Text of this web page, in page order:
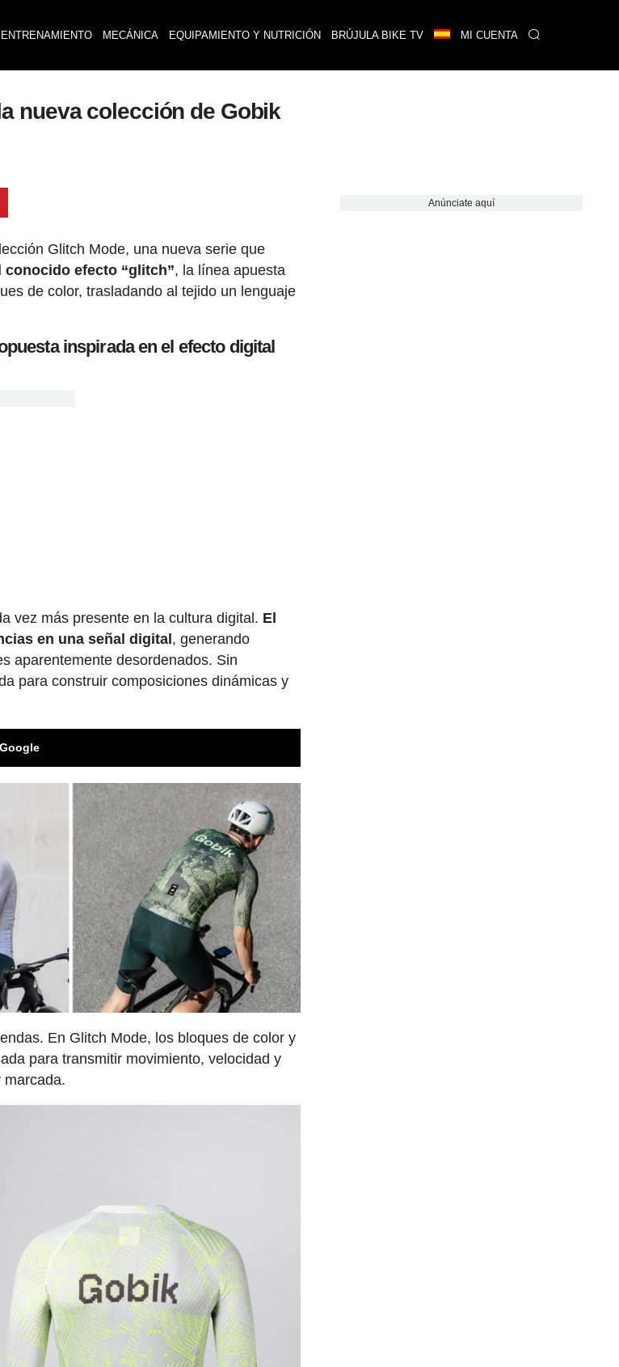
ENTRENAMIENTO MECÁNICA EQUIPAMIENTO Y NUTRICIÓN BRÚJULA BIKE TV MI CUENTA
nueva colección de Gobik
Glitch Mode, una nueva serie que
conocido efecto “glitch”, la línea apuesta
de color, trasladando al tejido un lenguaje
inspirada en el efecto digital
vez más presente en la cultura digital. El
en una señal digital , generando
aparentemente desordenados. Sin
para construir composiciones dinámicas y
En Glitch Mode, los bloques de color y
para transmitir movimiento, velocidad y
marcada.
Anúnciate aquí